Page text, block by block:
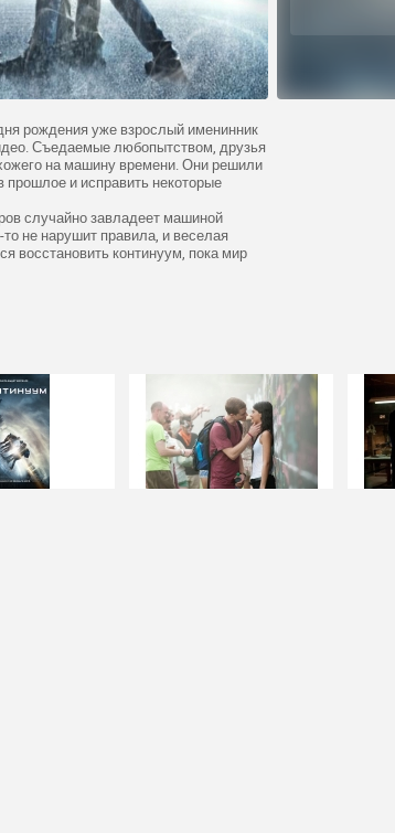
рождения уже взрослый именинник
Съедаемые любопытством, друзья
на машину времени. Они решили
прошлое и исправить некоторые
случайно завладеет машиной
не нарушит правила, и веселая
восстановить континуум, пока мир